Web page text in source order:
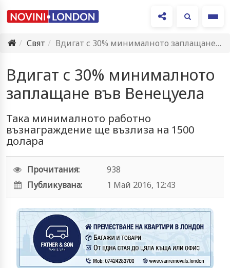
Свят
Вдигат с 30% минималното заплащане във Венецуела
Вдигат с 30% минималното
заплащане във Венецуела
Така минималното работно
възнаграждение ще възлиза на 1500
долара
Прочитания:
938
Публикувана:
1 Май 2016, 12:43